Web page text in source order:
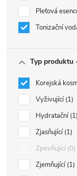
Pleťová
Tonizační
Typ produktu
Korejská
Vyživující 1
Hydratační 1
Zjasňující 1
Zpevňující 0
Zjemňující 1